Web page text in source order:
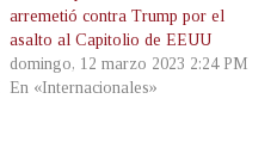
arremetió contra Trump por el
asalto al Capitolio de EEUU
domingo, 12 marzo 2023 2:24 PM
En «Internacionales»